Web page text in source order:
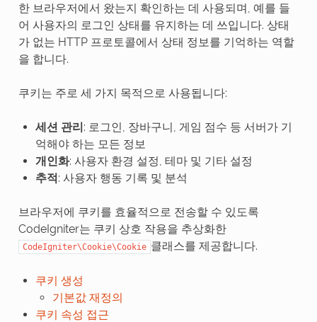
한 브라우저에서 왔는지 확인하는 데 사용되며, 예를 들
어 사용자의 로그인 상태를 유지하는 데 쓰입니다. 상태
가 없는 HTTP 프로토콜에서 상태 정보를 기억하는 역할
을 합니다.
쿠키는 주로 세 가지 목적으로 사용됩니다:
세션 관리: 로그인, 장바구니, 게임 점수 등 서버가 기
억해야 하는 모든 정보
개인화: 사용자 환경 설정, 테마 및 기타 설정
추적: 사용자 행동 기록 및 분석
브라우저에 쿠키를 효율적으로 전송할 수 있도록
CodeIgniter는 쿠키 상호 작용을 추상화한
CodeIgniter\Cookie\Cookie 클래스를 제공합니다.
쿠키 생성
기본값 재정의
쿠키 속성 접근